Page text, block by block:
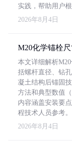
实践，帮助用户
2026年8月4日
M20化学锚栓
本文详细解析
括螺杆直径、钻
凝土结构后锚固
方法和典型数值
内容涵盖安装要
程技术人员参考。
2026年8月4日